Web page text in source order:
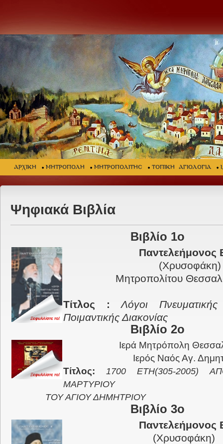
ΑΡΧΙΚΗ ΜΗΤΡΟΠΟΛΗ ΜΗΤΡΟΠΟΛΙΤΗΣ ΤΟΠΙΚΗ ΑΓΙΟΛΟΓΙΑ
Ψηφιακά Βιβλία
Βιβλίο 1ο
Παντελεήμονος
(Χρυσοφάκη)
Μητροπολίτου
Τίτλος : Λόγοι
Ποιμαντικής Διακονίας
Βιβλίο 2ο
Ιερά Μητρόπολη
Ιερός Ναός Αγ.
Τίτλος:
1700 ΕΤΗ(305-2005)
ΜΑΡΤΥΡΙΟΥ
ΤΟΥ ΑΓΙΟΥ ΔΗΜΗΤΡΙΟΥ
Βιβλίο 3ο
Παντελεήμονος
(Χρυσοφάκη)